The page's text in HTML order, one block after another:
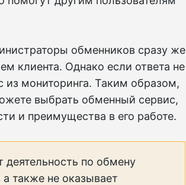
обменников сразу же
клиента. Однако если ответа не
мониторинга. Таким образом,
выбрать обменный сервис,
и преимущества в его работе.
деятельность по обмену
также не оказывает